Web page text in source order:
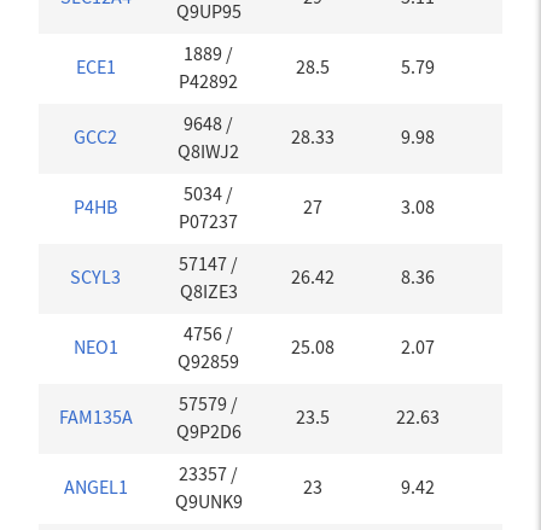
Q9UP95
ECE1
1889 /
P42892
28.5 5.79
GCC2
9648 /
Q8IWJ2
28.33 9.98
P4HB
5034 /
P07237
27 3.08
SCYL3
57147 /
Q8IZE3
26.42 8.36
NEO1
4756 /
Q92859
25.08 2.07
FAM135A
57579 /
Q9P2D6
23.5 22.63
ANGEL1
23357 /
Q9UNK9
23 9.42